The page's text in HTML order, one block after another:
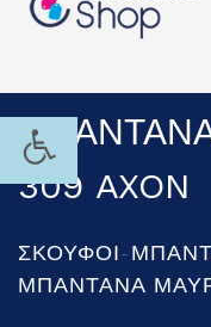
309 AXON
ΣΚΟΥΦΟΙ-
ΜΠΑΝΤΑΝΑ